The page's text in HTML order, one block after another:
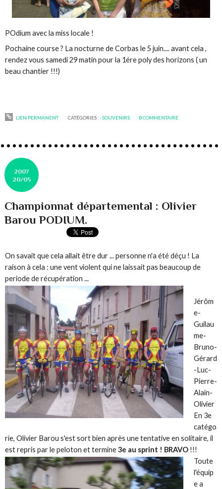
POdium avec la miss locale !
Pochaine course ? La nocturne de Corbas le 5 juin.... avant cela ,
rendez vous samedi 29 matin pour la 1ére poly des horizons ( un
beau chantier !!!)
LIEN PERMANENT CATÉGORIES :- SOUVENIRS 0COMMENTAIRE
2007
20/05
Championnat départemental : Olivier
Barou PODIUM.
On savait que cela allait être dur ... personne n'a été déçu ! La
raison à cela : une vent violent qui ne laissait pas beaucoup de
periode de récupération ...
Jérôm
e-
Guilau
me-
Bruno-
Gérard
-Luc-
Pierre-
Alain-
Olivier
En 3e
catégo
rie, Olivier Barou s'est sort bien après une tentative en solitaire, il
est repris par le peloton et termine3e au sprint ! BRAVO !!!
Toute
l'équip
e a